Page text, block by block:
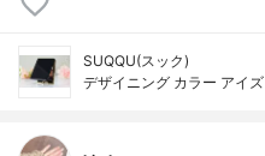
SUQQU(スック)
デザイニング カラー アイズ